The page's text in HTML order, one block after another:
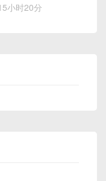
小时20分